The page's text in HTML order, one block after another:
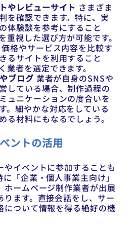
やレビューサイト さまざま
を確認できます。特に、実
体験談を参考にすること
重視した選び方が可能です。
価格やサービス内容を比較す
るサイトを利用すること
業者を選定できます。
ブログ業者が自身のSNSや
している場合、制作過程の
ュニケーションの度合いを
。細やかな対応をしている
る材料にもなるでしょう。
ントの活用
やイベントに参加することも
「企業・個人事業主向け」
ホームページ制作業者が出展
ります。直接会話をし、サー
について情報を得る絶好の機